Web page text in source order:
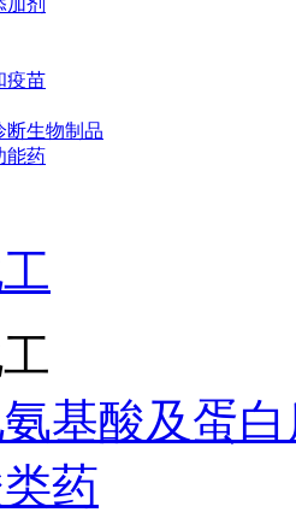
剂
疫苗
断生物制品
能药
基酸及蛋
药